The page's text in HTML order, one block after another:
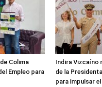
Colima
Empleo para
Indira Vizcaíno
de la
para impulsar